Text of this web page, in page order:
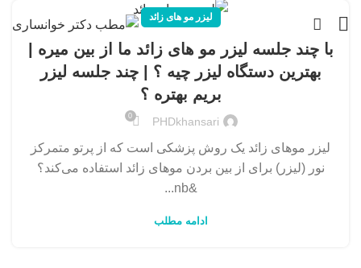
لیزر مو های زائد
با چند جلسه لیزر مو های زائد ما از بین میره |
بهترین دستگاه لیزر چیه ؟ | چند جلسه لیزر
بریم بهتره ؟
PHDkhansari
0
لیزر موهای زائد یک روش پزشکی است که از پرتو متمرکز
نور (لیزر) برای از بین بردن موهای زائد استفاده می‌کند؟
&nb...
ادامه مطلب